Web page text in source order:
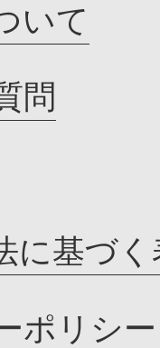
いて
問
に基づく
ポリシー